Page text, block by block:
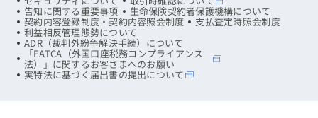
告知に関する重要事項 生命保険契約者保護機構について
契約内容登録制度・契約内容照会制度 支払査定時照会制度
利益相反管理態勢について
ADR（裁判外紛争解決手続）について
「FATCA（外国口座税務コンプライアンス
法）」に関するお客さまへのお願い
実特法に基づく届出書の提出について